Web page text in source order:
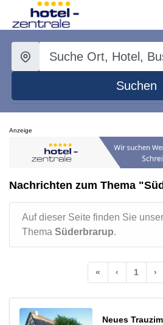
Suchen
Anzeige
Nachrichten zum Thema
Auf dieser Seite finden Sie
Thema Süderbrarup.
« ‹ 1 ›
Neues